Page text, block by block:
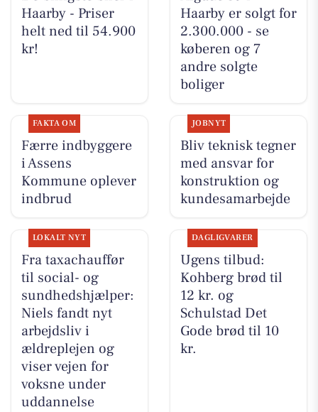
Haarby - Priser
helt ned til 54.900
kr!
Haarby er solgt for
2.300.000 - se
køberen og 7
andre solgte
boliger
FAKTA OM
Færre indbyggere
i Assens
Kommune oplever
indbrud
JOBNYT
Bliv teknisk tegner
med ansvar for
konstruktion og
kundesamarbejde
LOKALT NYT
Fra taxachauffør
til social- og
sundhedshjælper:
Niels fandt nyt
arbejdsliv i
ældreplejen og
viser vejen for
voksne under
uddannelse
DAGLIGVARER
Ugens tilbud:
Kohberg brød til
12 kr. og
Schulstad Det
Gode brød til 10
kr.